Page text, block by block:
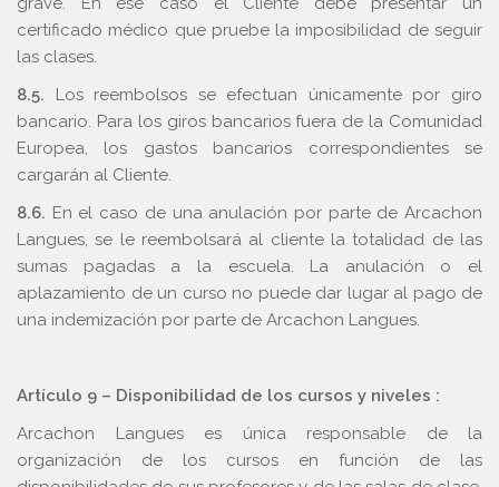
certificado médico que pruebe la imposibilidad de seguir
las clases.
8.5. Los reembolsos se efectuan únicamente por giro
bancario. Para los giros bancarios fuera de la Comunidad
Europea, los gastos bancarios correspondientes se
cargarán al Cliente.
8.6. En el caso de una anulación por parte de Arcachon
Langues, se le reembolsará al cliente la totalidad de las
sumas pagadas a la escuela. La anulación o el
aplazamiento de un curso no puede dar lugar al pago de
una indemización por parte de Arcachon Langues.
Artículo 9 – Disponibilidad de los cursos y niveles :
Arcachon Langues es única responsable de la
organización de los cursos en función de las